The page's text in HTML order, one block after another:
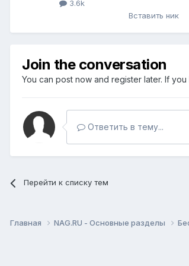
3.6k
Вставить ник
Join the conversation
You can post now and register later. If you
Ответить в тему...
Перейти к списку тем
Главная NAG.RU - Основные разделы